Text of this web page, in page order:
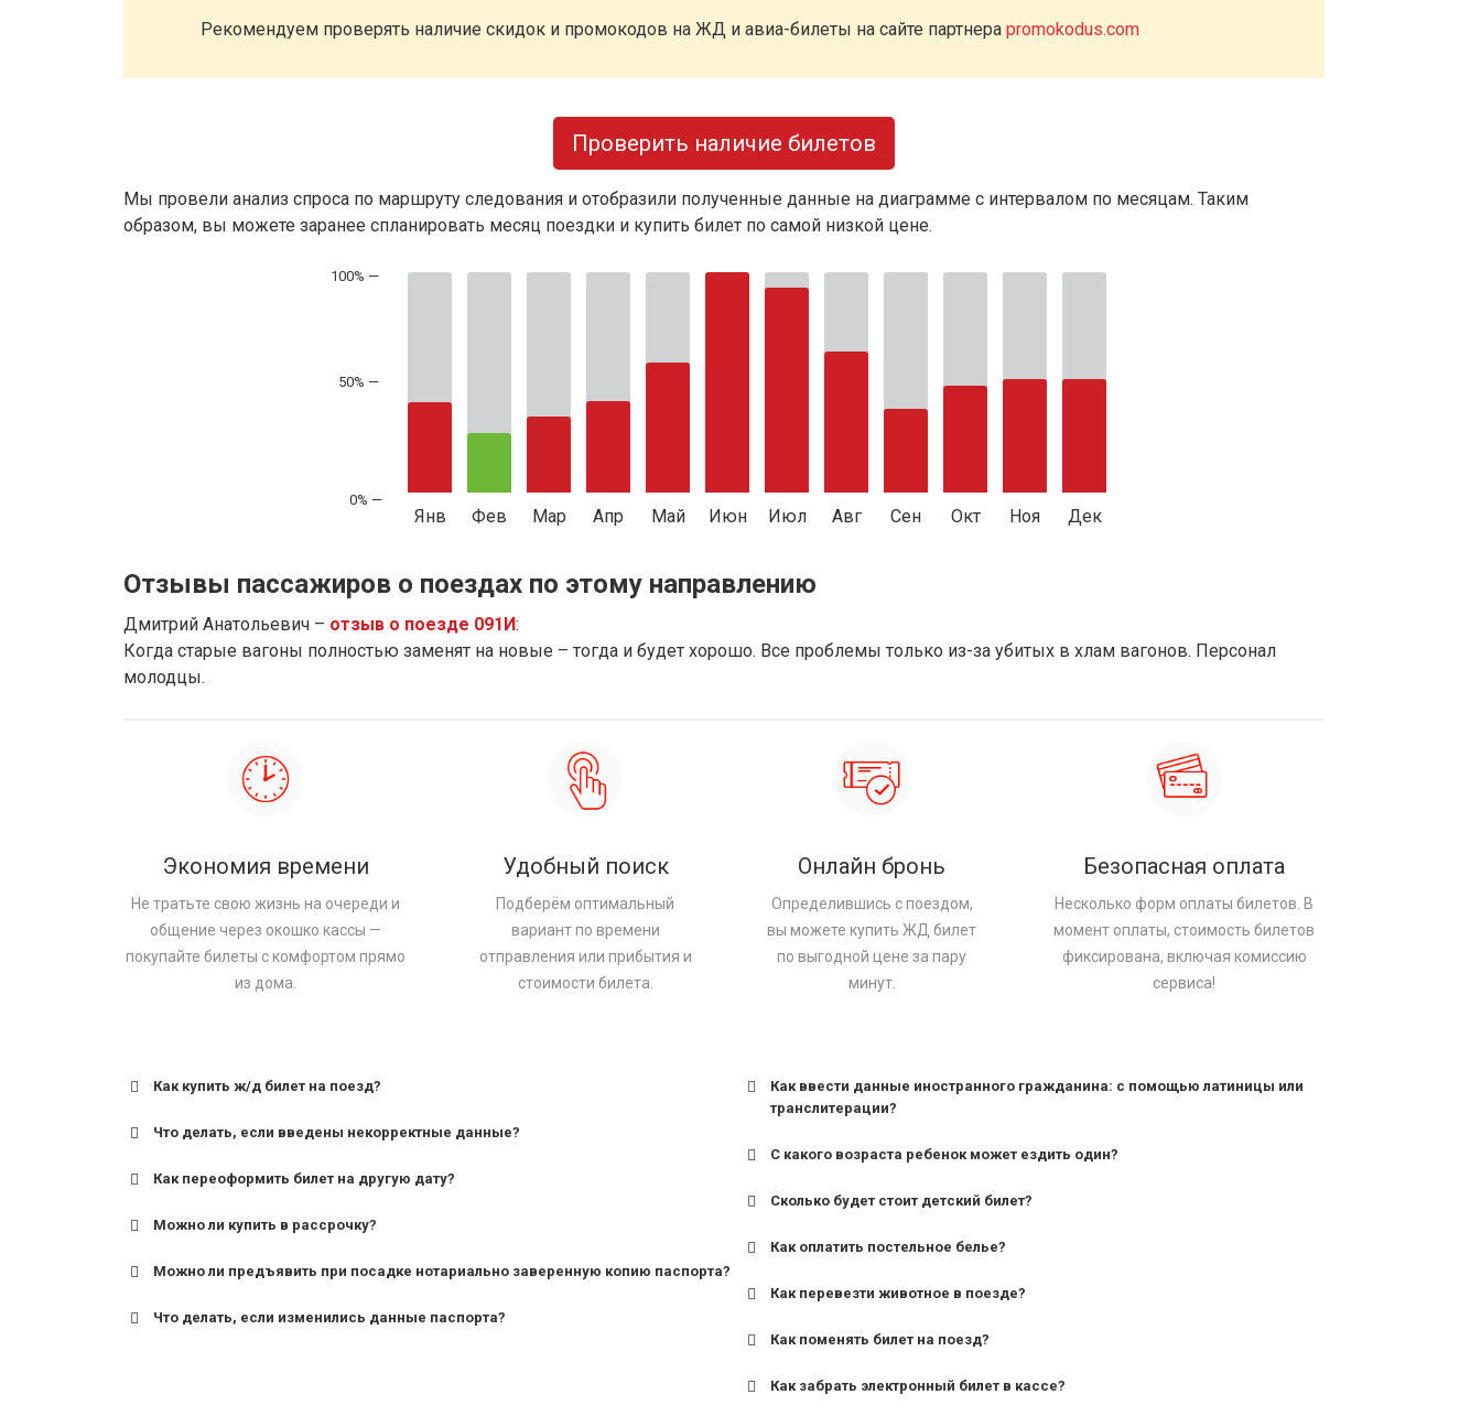
Рекомендуем проверять наличие скидок и промокодов на ЖД и авиа-билеты на сайте партнера promokodus.com
Проверить наличие билетов
Мы провели анализ спроса по маршруту следования и отобразили полученные данные на диаграмме с интервалом по месяцам. Таким
образом, вы можете заранее спланировать месяц поездки и купить билет по самой низкой цене.
50% —
Янв Фев Мар Апр Май Июн Июл Авг Сен Окт Ноя Дек
Отзывы пассажиров о поездах по этому направлению
Дмитрий Анатольевич – отзыв о поезде 091И:
Когда старые вагоны полностью заменят на новые – тогда и будет хорошо. Все проблемы только из-за убитых в хлам вагонов. Персонал
молодцы.
Экономия времени
Не тратьте свою жизнь на очереди и
общение через окошко кассы —
покупайте билеты с комфортом прямо
из дома.
Удобный поиск
Подберём оптимальный
вариант по времени
отправления или прибытия и
стоимости билета.
Онлайн бронь
Определившись с поездом,
вы можете купить ЖД билет
по выгодной цене за пару
минут.
Безопасная оплата
Несколько форм оплаты билетов. В
момент оплаты, стоимость билетов
фиксирована, включая комиссию
сервиса!
Как купить ж/д билет на поезд?
Что делать, если введены некорректные данные?
Как переоформить билет на другую дату?
Можно ли купить в рассрочку?
Можно ли предъявить при посадке нотариально заверенную копию паспорта?
Что делать, если изменились данные паспорта?
Как ввести данные иностранного гражданина: с помощью латиницы или
транслитерации?
С какого возраста ребенок может ездить один?
для поездов дальнего следования — от 10 лет и старше;
Сколько будет стоит детский билет?
Как оплатить постельное белье?
Как перевезти животное в поезде?
Как поменять билет на поезд?
Как забрать электронный билет в кассе?